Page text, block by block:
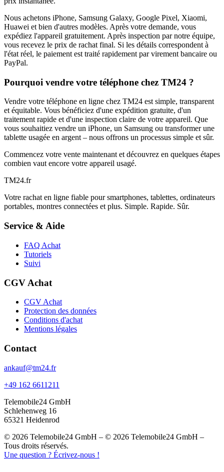
Nous achetons iPhone, Samsung Galaxy, Google Pixel, Xiaomi,
Huawei et bien d'autres modèles. Après votre demande, vous
expédiez l'appareil gratuitement. Après inspection par notre équipe,
vous recevez le prix de rachat final. Si les détails correspondent à
l'état réel, le paiement est traité rapidement par virement bancaire ou
PayPal.
Pourquoi vendre votre téléphone chez TM24 ?
Vendre votre téléphone en ligne chez TM24 est simple, transparent
et équitable. Vous bénéficiez d'une expédition gratuite, d'un
traitement rapide et d'une inspection claire de votre appareil. Que
vous souhaitiez vendre un iPhone, un Samsung ou transformer une
tablette usagée en argent – nous offrons un processus simple et sûr.
Commencez votre vente maintenant et découvrez en quelques étapes
combien vaut encore votre appareil usagé.
TM24.fr
Votre rachat en ligne fiable pour smartphones, tablettes, ordinateurs
portables, montres connectées et plus. Simple. Rapide. Sûr.
Service & Aide
FAQ Achat
Tutoriels
Suivi
CGV Achat
CGV Achat
Protection des données
Conditions d'achat
Mentions légales
Contact
ankauf@tm24.fr
+49 162 6611211
Telemobile24 GmbH
Schlehenweg 16
65321 Heidenrod
© 2026 Telemobile24 GmbH – © 2026 Telemobile24 GmbH –
Tous droits réservés.
Une question ? Écrivez-nous !